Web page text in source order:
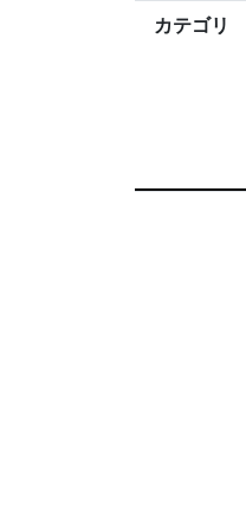
カテゴリ